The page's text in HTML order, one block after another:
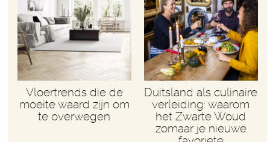
Vloertrends die de
moeite waard zijn om
te overwegen
Duitsland als culinaire
verleiding: waarom
het Zwarte Woud
zomaar je nieuwe